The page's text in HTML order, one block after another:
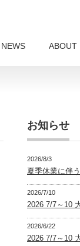
NEWS ABOUT
お知らせ
2026/8/3
夏季休業に伴
2026/7/10
2026 7/7～10
2026/6/22
2026 7/7～10